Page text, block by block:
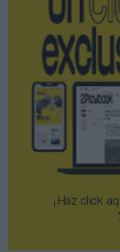
¡Haz click